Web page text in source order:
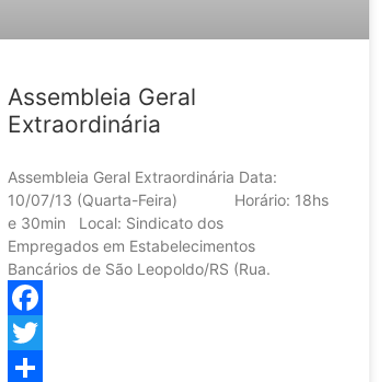
Assembleia Geral
Extraordinária
Assembleia Geral Extraordinária Data:
10/07/13 (Quarta-Feira) Horário: 18hs
e 30min Local: Sindicato dos
Empregados em Estabelecimentos
Bancários de São Leopoldo/RS (Rua.
Facebook
Twitter